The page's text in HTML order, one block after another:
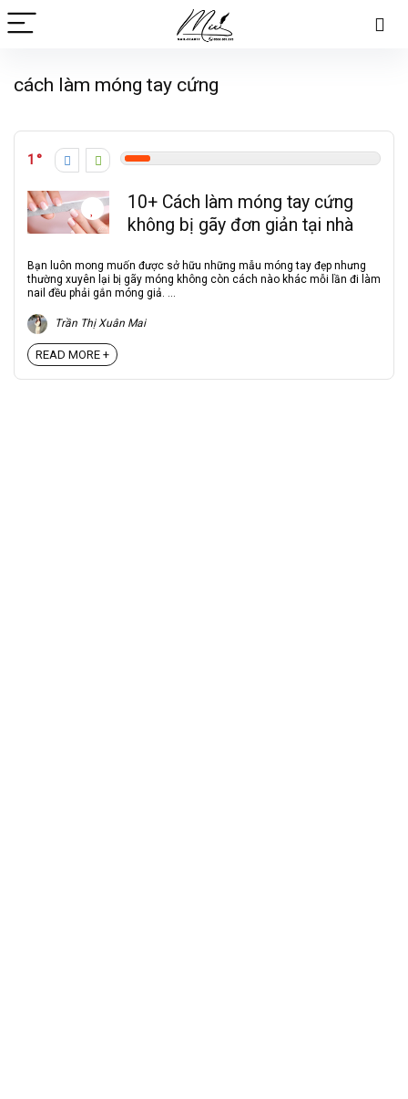
cách làm móng tay cứng
1
10+ Cách làm móng tay cứng
không bị gãy đơn giản tại nhà
Bạn luôn mong muốn được sở hữu những mẫu móng tay đẹp nhưng
thường xuyên lại bị gãy móng không còn cách nào khác mỗi lần đi làm
nail đều phải gắn móng giả. ...
Trần Thị Xuân Mai
READ MORE +